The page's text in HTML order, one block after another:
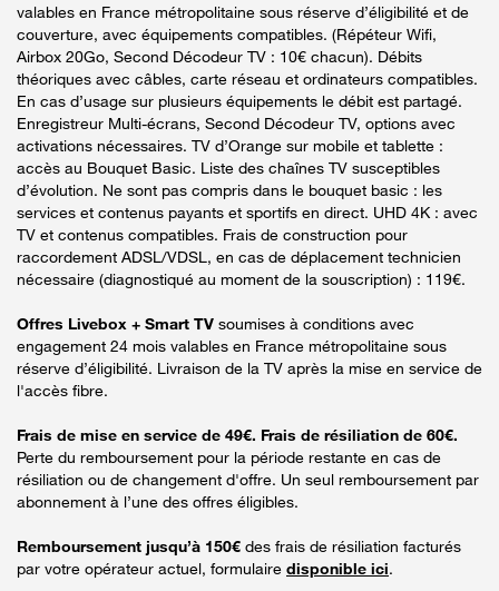
valables en France métropolitaine sous réserve d’éligibilité et de
couverture, avec équipements compatibles. (Répéteur Wifi,
Airbox 20Go, Second Décodeur TV : 10€ chacun). Débits
théoriques avec câbles, carte réseau et ordinateurs compatibles.
En cas d’usage sur plusieurs équipements le débit est partagé.
Enregistreur Multi-écrans, Second Décodeur TV, options avec
activations nécessaires. TV d’Orange sur mobile et tablette :
accès au Bouquet Basic. Liste des chaînes TV susceptibles
d’évolution. Ne sont pas compris dans le bouquet basic : les
services et contenus payants et sportifs en direct. UHD 4K : avec
TV et contenus compatibles. Frais de construction pour
raccordement ADSL/VDSL, en cas de déplacement technicien
nécessaire (diagnostiqué au moment de la souscription) : 119€.
Offres Livebox + Smart TV soumises à conditions avec
engagement 24 mois valables en France métropolitaine sous
réserve d’éligibilité. Livraison de la TV après la mise en service de
l'accès fibre.
Frais de mise en service de 49€. Frais de résiliation de 60€.
Perte du remboursement pour la période restante en cas de
résiliation ou de changement d'offre. Un seul remboursement par
abonnement à l’une des offres éligibles.
Remboursement jusqu’à 150€ des frais de résiliation facturés
par votre opérateur actuel, formulaire disponible ici.